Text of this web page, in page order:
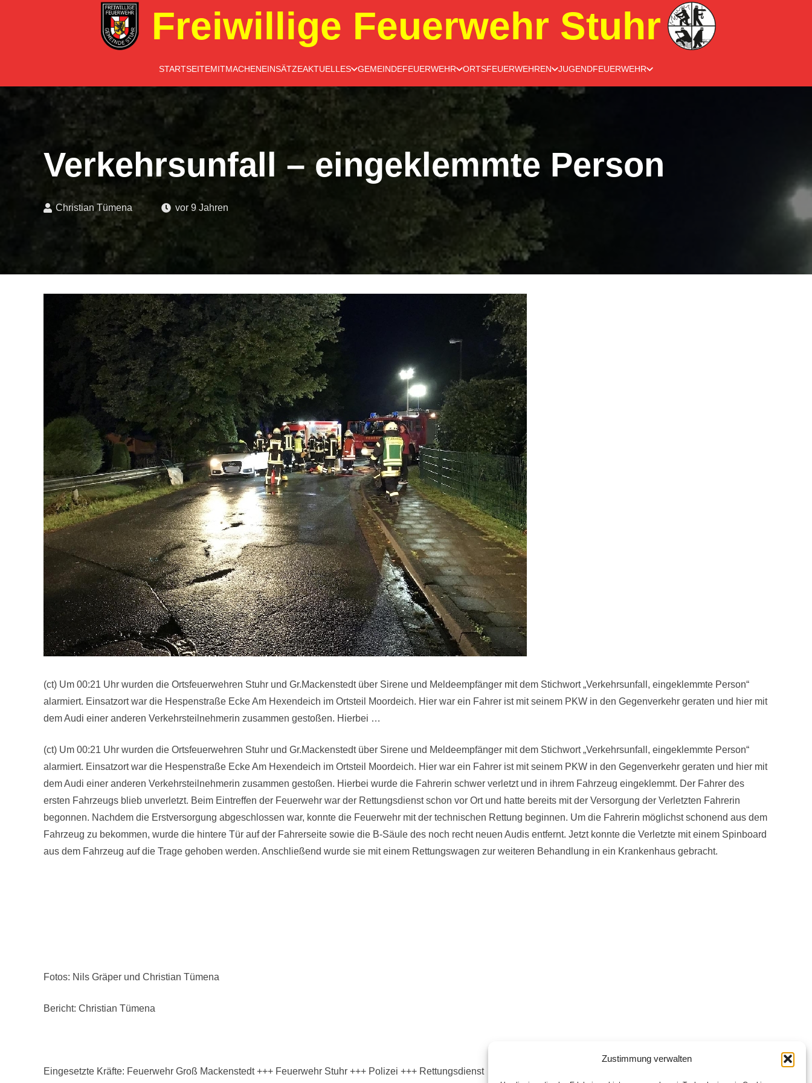
Zustimmung verwalten
Freiwillige Feuerwehr Stuhr
STARTSEITEMITMACHENEINSÄTZEAKTUELLES GEMEINDEFEUERWEHR ORTSFEUERWEHREN JUGENDFEUERWEHR
Verkehrsunfall – eingeklemmte Person
Christian Tümena vor 9 Jahren
(ct) Um 00:21 Uhr wurden die Ortsfeuerwehren Stuhr und Gr.Mackenstedt über Sirene und Meldeempfänger mit dem Stichwort „Verkehrsunfall, eingeklemmte Person“
alarmiert. Einsatzort war die Hespenstraße Ecke Am Hexendeich im Ortsteil Moordeich. Hier war ein Fahrer ist mit seinem PKW in den Gegenverkehr geraten und hier mit
dem Audi einer anderen Verkehrsteilnehmerin zusammen gestoßen. Hierbei …
(ct) Um 00:21 Uhr wurden die Ortsfeuerwehren Stuhr und Gr.Mackenstedt über Sirene und Meldeempfänger mit dem Stichwort „Verkehrsunfall, eingeklemmte Person“
alarmiert. Einsatzort war die Hespenstraße Ecke Am Hexendeich im Ortsteil Moordeich. Hier war ein Fahrer ist mit seinem PKW in den Gegenverkehr geraten und hier mit
dem Audi einer anderen Verkehrsteilnehmerin zusammen gestoßen. Hierbei wurde die Fahrerin schwer verletzt und in ihrem Fahrzeug eingeklemmt. Der Fahrer des
ersten Fahrzeugs blieb unverletzt. Beim Eintreffen der Feuerwehr war der Rettungsdienst schon vor Ort und hatte bereits mit der Versorgung der Verletzten Fahrerin
begonnen. Nachdem die Erstversorgung abgeschlossen war, konnte die Feuerwehr mit der technischen Rettung beginnen. Um die Fahrerin möglichst schonend aus dem
Fahrzeug zu bekommen, wurde die hintere Tür auf der Fahrerseite sowie die B-Säule des noch recht neuen Audis entfernt. Jetzt konnte die Verletzte mit einem Spinboard
aus dem Fahrzeug auf die Trage gehoben werden. Anschließend wurde sie mit einem Rettungswagen zur weiteren Behandlung in ein Krankenhaus gebracht.
Fotos: Nils Gräper und Christian Tümena
Bericht: Christian Tümena
Eingesetzte Kräfte: Feuerwehr Groß Mackenstedt +++ Feuerwehr Stuhr +++ Polizei +++ Rettungsdienst